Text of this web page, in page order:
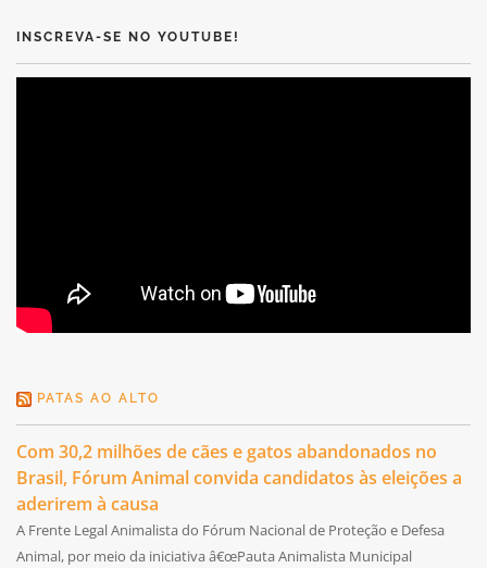
INSCREVA-SE NO YOUTUBE!
PATAS AO ALTO
Com 30,2 milhões de cães e gatos abandonados no
Brasil, Fórum Animal convida candidatos às eleições a
aderirem à causa
A Frente Legal Animalista do Fórum Nacional de Proteção e Defesa
Animal, por meio da iniciativa â€œPauta Animalista Municipal